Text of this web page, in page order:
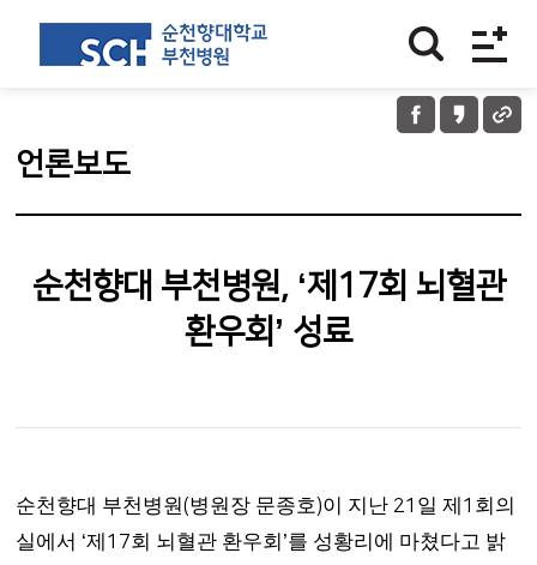
언론보도
순천향대 부천병원, ‘제17회 뇌혈관
환우회’ 성료
순천향대 부천병원(병원장 문종호)이 지난 21 일 제 1 회의
실에서 ‘제 17회 뇌혈관 환우회 ’를 성황리에 마쳤다고 밝